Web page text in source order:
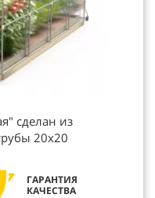
сделан из
20х20
ГАРАНТИЯ
КАЧЕСТВА